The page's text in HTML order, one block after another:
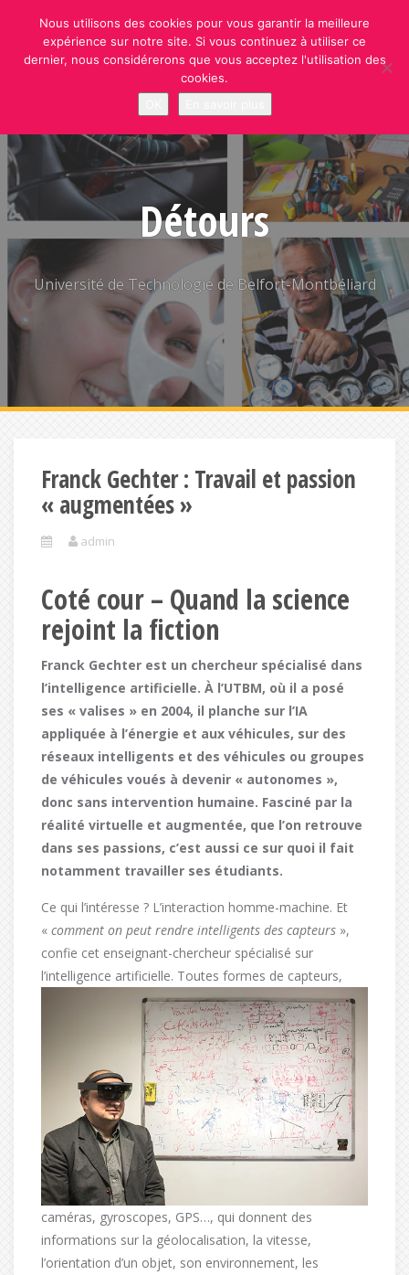
content
Détours
Université de Technologie de Belfort-Montbéliard
Franck Gechter : Travail et passion
« augmentées »
admin
Coté cour – Quand la science
rejoint la fiction
Franck Gechter est un chercheur spécialisé dans
l’intelligence artificielle. À l’UTBM, où il a posé
ses « valises » en 2004, il planche sur l’IA
appliquée à l’énergie et aux véhicules, sur des
réseaux intelligents et des véhicules ou groupes
de véhicules voués à devenir « autonomes »,
donc sans intervention humaine. Fasciné par la
réalité virtuelle et augmentée, que l’on retrouve
dans ses passions, c’est aussi ce sur quoi il fait
notamment travailler ses étudiants.
Ce qui l’intéresse ? L’interaction homme-machine. Et
« comment on peut rendre intelligents des capteurs »,
confie cet enseignant-chercheur spécialisé sur
l’intelligence artificielle. Toutes formes de capteurs,
caméras, gyroscopes, GPS…, qui donnent des
informations sur la géolocalisation, la vitesse,
l’orientation d’un objet, son environnement, les
Nous utilisons des cookies pour vous garantir la meilleure
expérience sur notre site. Si vous continuez à utiliser ce
dernier, nous considérerons que vous acceptez l'utilisation des
cookies.